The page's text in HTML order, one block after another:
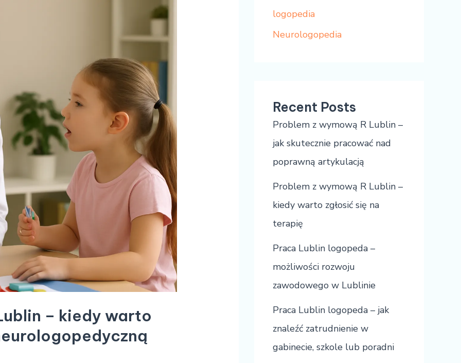
– kiedy warto
logopedia
Neurologopedia
Recent Posts
Problem z wymową R Lublin –
jak skutecznie pracować nad
poprawną artykulacją
Problem z wymową R Lublin –
kiedy warto zgłosić się na
terapię
Praca Lublin logopeda –
możliwości rozwoju
zawodowego w Lublinie
Praca Lublin logopeda – jak
znaleźć zatrudnienie w
gabinecie, szkole lub poradni